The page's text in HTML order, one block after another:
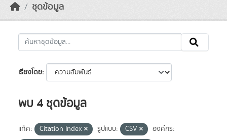
ชุดข้อมูล
เรียงโดย
พบ 4 ชุดข้อมูล
แท็ค: Citation Index รูปแบบ: CSV
องค์กร: